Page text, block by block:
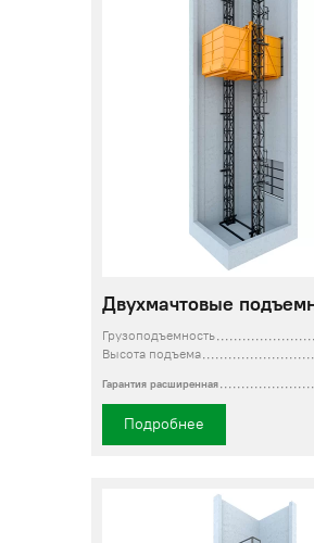
Двухмачтовые
Грузоподъемность
Высота подъема
Гарантия расширенная
Подробнее